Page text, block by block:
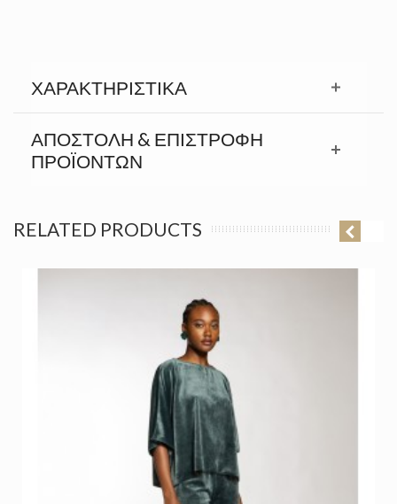
ΧΑΡΑΚΤΗΡΙΣΤΙΚΆ
ΑΠΟΣΤΟΛΉ & ΕΠΙΣΤΡΟΦΉ
ΠΡΟΪΟΝΤΩΝ
RELATED PRODUCTS